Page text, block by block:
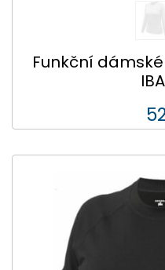
Funkční